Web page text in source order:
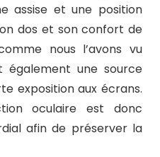
assise et une position
dos et son confort de
nous l’avons vu
également une source
exposition aux écrans.
oculaire est donc
afin de préserver la